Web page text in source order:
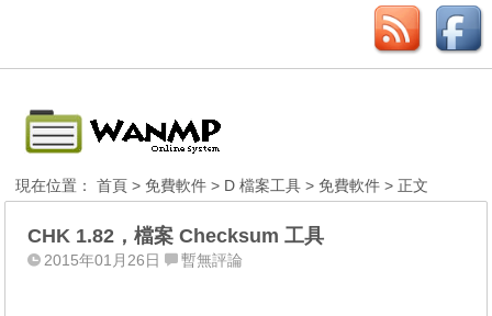
現在位置：首頁 >免費軟件 > D 檔案工具 >免費軟件 > 正文
CHK 1.82，檔案 Checksum 工具
2015年01月26日 暫無評論